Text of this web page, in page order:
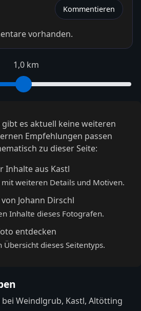
Kommentieren
vorhanden.
1,0 km
es aktuell keine weiteren
Empfehlungen passen
zu dieser Seite:
Inhalte aus Kastl
weiteren Details und Motiven.
Johann Dirschl
Inhalte dieses Fotografen.
entdecken
dieses Seitentyps.
Weindlgrub, Kastl, Altötting